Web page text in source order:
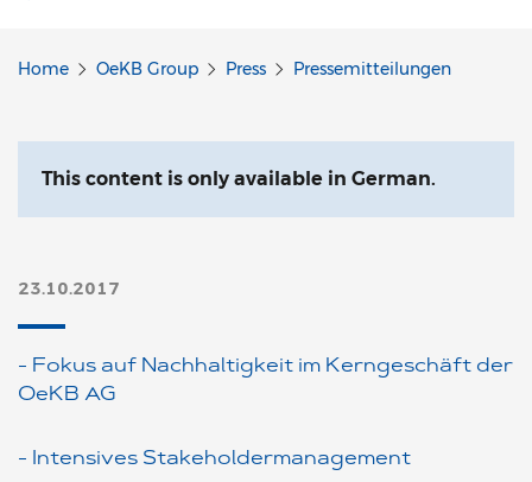
Home OeKB Group Press Pressemitteilungen
This content is only available in German.
23.10.2017
- Fokus auf Nachhaltigkeit im Kerngeschäft der
OeKB AG
- Intensives Stakeholdermanagement